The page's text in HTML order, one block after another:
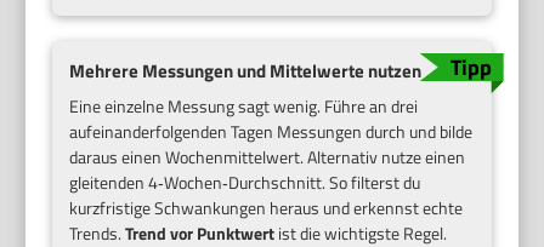
Mehrere Messungen und Mittelwerte nutzen
Eine einzelne Messung sagt wenig. Führe an drei
aufeinanderfolgenden Tagen Messungen durch und bilde
daraus einen Wochenmittelwert. Alternativ nutze einen
gleitenden 4‑Wochen‑Durchschnitt. So filterst du
kurzfristige Schwankungen heraus und erkennst echte
Trends.Trend vor Punktwertist die wichtigste Regel.